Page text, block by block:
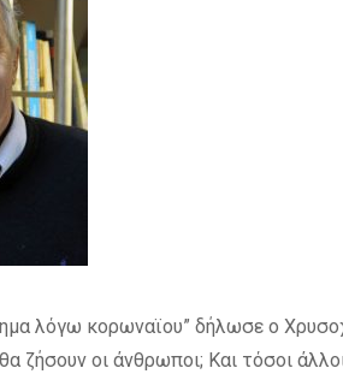
λόγω κορωναϊου” δήλωσε ο
οι άνθρωποι; Και τόσοι